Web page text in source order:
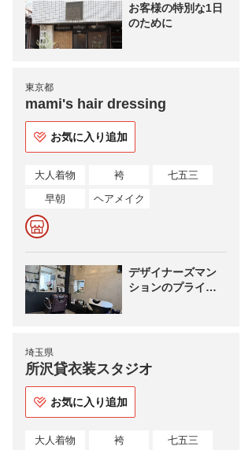
お客様の特別な1日
のために
東京都
mami's hair dressing
お気に入り追加
大人着物 袴
七五三
早朝
ヘアメイク
デザイナーズマン
ションのプライベ
埼玉県
所沢貸衣装スタジオ
お気に入り追加
大人着物 袴 七五三